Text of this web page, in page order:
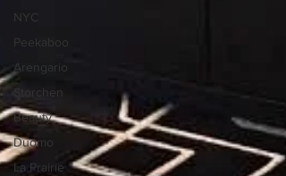
NYC
Peekaboo
Arengario
Storchen
Beauty
Duomo
La Prairie